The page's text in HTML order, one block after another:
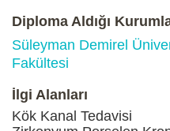
Diploma Aldığı
Süleyman Demirel
Fakültesi
İlgi Alanları
Kök Kanal Tedavisi